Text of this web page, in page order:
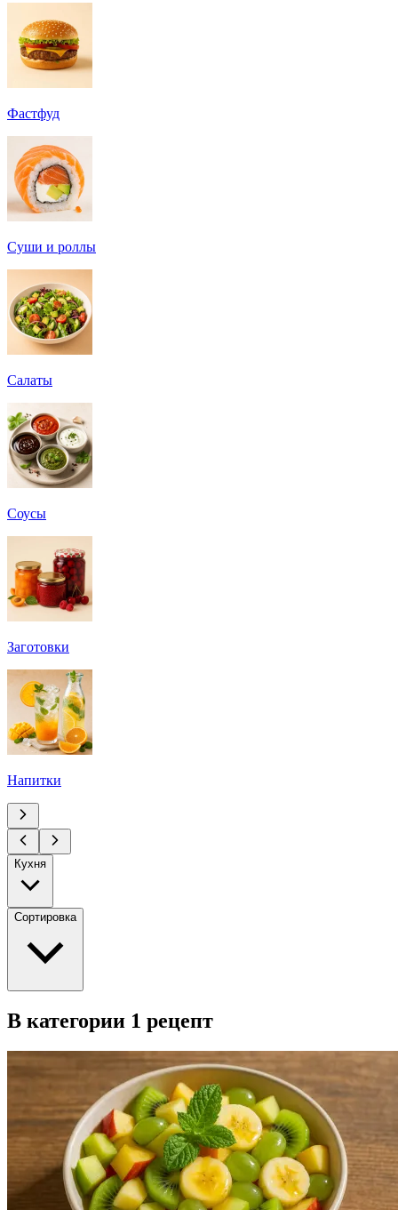
Фастфуд
Суши и роллы
Салаты
Соусы
Заготовки
Напитки
Кухня
Сортировка
В категории 1 рецепт